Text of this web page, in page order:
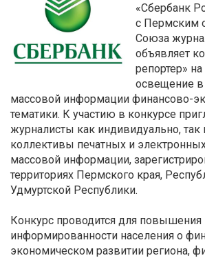
«Сбербанк
с Пермским
Союза
объявляет
репортер»
освещение в
массовой информации финансово-
тематики. К участию в конкурсе
журналисты как индивидуально, так
коллективы печатных и
массовой информации,
территориях Пермского края,
Удмуртской Республики.
Конкурс проводится для повышения
информированности населения о
экономическом развитии региона,